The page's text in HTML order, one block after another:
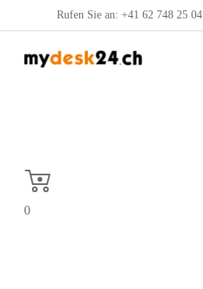
Inhalt
springen
Rufen Sie an: +41 62 748 25 04
0